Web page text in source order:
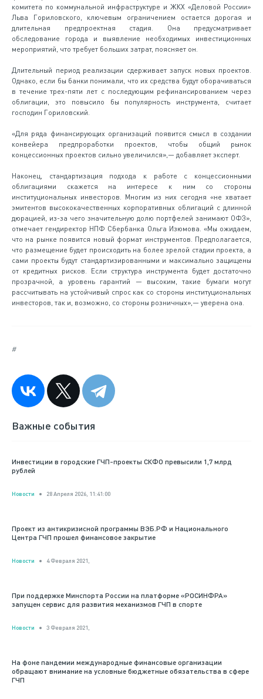
комитета по коммунальной инфраструктуре и ЖКХ «Деловой России»
Льва Гориловского, ключевым ограничением остается дорогая и
длительная предпроектная стадия. Она предусматривает
обследование города и выявление необходимых инвестиционных
мероприятий, что требует больших затрат, поясняет он.
Длительный период реализации сдерживает запуск новых проектов.
Однако, если бы банки понимали, что их средства будут оборачиваться
в течение трех-пяти лет с последующим рефинансированием через
облигации, это повысило бы популярность инструмента, считает
господин Гориловский.
«Для ряда финансирующих организаций появится смысл в создании
конвейера предпроработки проектов, чтобы общий рынок
концессионных проектов сильно увеличился»,— добавляет эксперт.
Наконец, стандартизация подхода к работе с концессионными
облигациями скажется на интересе к ним со стороны
институциональных инвесторов. Многим из них сегодня «не хватает
эмитентов высококачественных корпоративных облигаций с длинной
дюрацией, из-за чего значительную долю портфелей занимают ОФЗ»,
отмечает гендиректор НПФ Сбербанка Ольга Изюмова. «Мы ожидаем,
что на рынке появится новый формат инструментов. Предполагается,
что размещение будет происходить на более зрелой стадии проекта, а
сами проекты будут стандартизированными и максимально защищены
от кредитных рисков. Если структура инструмента будет достаточно
прозрачной, а уровень гарантий — высоким, такие бумаги могут
рассчитывать на устойчивый спрос как со стороны институциональных
инвесторов, так и, возможно, со стороны розничных»,— уверена она.
#
Важные события
Инвестиции в городские ГЧП-проекты СКФО превысили 1,7 млрд
рублей
Новости 28 Апреля 2026, 11:41:00
Проект из антикризисной программы ВЭБ.РФ и Национального
Центра ГЧП прошел финансовое закрытие
Новости 4 Февраля 2021,
При поддержке Минспорта России на платформе «РОСИНФРА»
запущен сервис для развития механизмов ГЧП в спорте
Новости 3 Февраля 2021,
На фоне пандемии международные финансовые организации
обращают внимание на условные бюджетные обязательства в сфере
ГЧП